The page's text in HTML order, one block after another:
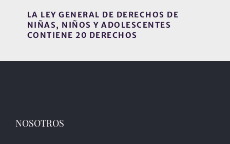
LA LEY GENERAL DE DERECHOS DE
NIÑAS, NIÑOS Y ADOLESCENTES
CONTIENE 20 DERECHOS
NOSOTROS